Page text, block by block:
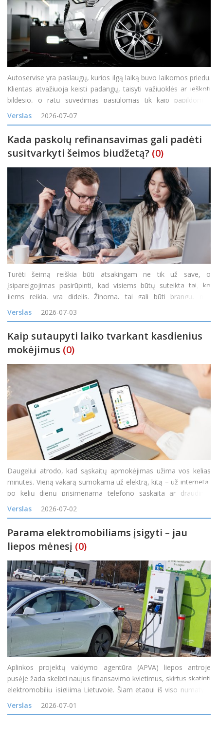
Autoservise yra paslaugų, kurios ilgą laiką buvo laikomos priedu.
Klientas atvažiuoja keisti padangų, taisyti važiuoklės ar ieškoti
bildesio, o ratų suvedimas pasiūlomas tik kaip papildomas
darbas. Tačiau vis daugiau servisų pastebi, kad toks požiūris
palieka pinigus ant stalo. Ratų geometrij
Verslas 2026-07-07
Kada paskolų refinansavimas gali padėti
susitvarkyti šeimos biudžetą? (0)
Turėti šeimą reiškia būti atsakingam ne tik už save, o
įsipareigojimas pasirūpinti, kad visiems būtų suteikta tai, ko
jiems reikia, yra didelis. Žinoma, tai gali būti brangu, nes
kiekvieną mėnesį reikia būtiniausių prekių, daiktų ir paslaugų,
padedančių kiekvienam šeimos nariui.
Verslas 2026-07-03
Kaip sutaupyti laiko tvarkant kasdienius
mokėjimus (0)
Daugeliui atrodo, kad sąskaitų apmokėjimas užima vos kelias
minutes. Vieną vakarą sumokama už elektrą, kitą – už internetą,
po kelių dienų prisimenama telefono sąskaita ar draudimo
įmoka. Atskirai kiekvienas mokėjimas tikrai nėra ilgas, tačiau per
mėnesį tokie trumpi darbai susideda į nemažai
Verslas 2026-07-02
Parama elektromobiliams įsigyti – jau
liepos mėnesį (0)
Aplinkos projektų valdymo agentūra (APVA) liepos antroje
pusėje žada skelbti naujus finansavimo kvietimus, skirtus skatinti
elektromobilių įsigijimą Lietuvoje. Šiam etapui iš viso numatyta
20 mln. eurų, iš kurių 12 mln. eurų bus skiriama gyventojų
elektromobiliams, o 8 mln. eurų
Verslas 2026-07-01